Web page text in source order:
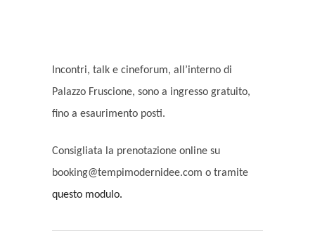
Incontri, talk e cineforum, all’interno di
Palazzo Fruscione, sono a ingresso gratuito,
fino a esaurimento posti.
Consigliata la prenotazione online su
booking@tempimodernidee.com o tramite
questo modulo.